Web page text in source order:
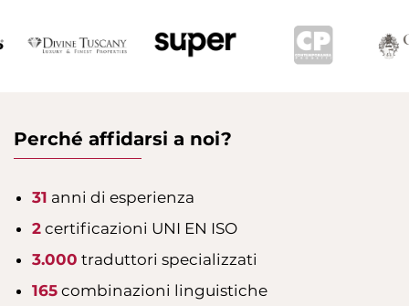
Perché affidarsi a noi?
31 anni di esperienza
2 certificazioni UNI EN ISO
3.000 traduttori specializzati
165 combinazioni linguistiche